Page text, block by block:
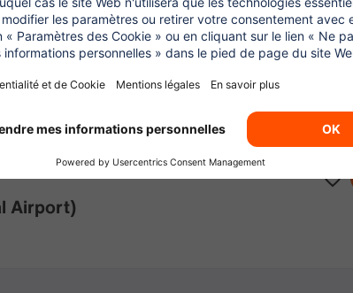
Airport)
Airport)